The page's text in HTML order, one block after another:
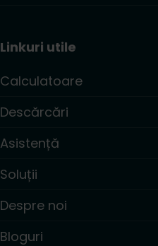
Linkuri utile
Calculatoare
Descărcări
Asistență
Soluții
Despre noi
Bloguri